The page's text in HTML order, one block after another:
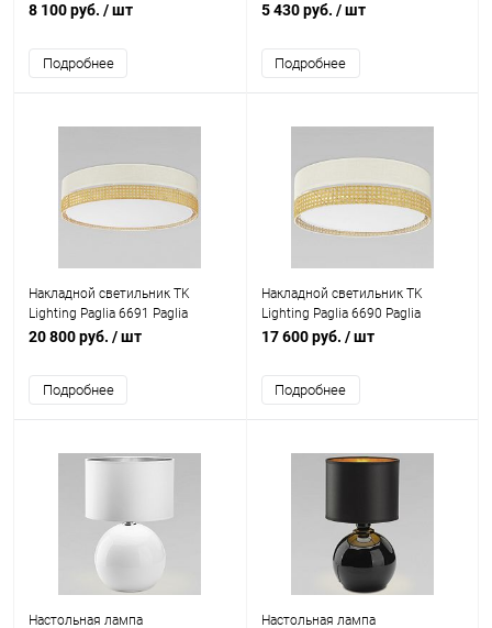
8 100 руб. / шт
Подробнее
5 430 руб. / шт
Подробнее
Накладной светильник TK
Lighting Paglia 6691 Paglia
20 800 руб. / шт
Подробнее
Накладной светильник TK
Lighting Paglia 6690 Paglia
17 600 руб. / шт
Подробнее
Настольная лампа
Настольная лампа